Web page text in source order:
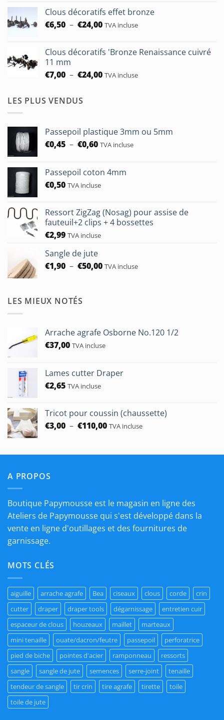
prix :
€5,30
Clous décoratifs effet bronze
€6,50 – €24,00Plage
€6,50
€24,00
TVA incluse
Clous décoratifs 'Bronze Renaissance cuivré
11 mm
€7,00 – €24,00Plage
€24,00
TVA incluse
LES PLUS VENDUS
Passepoil plastique 3mm ou 5mm
€0,45 – €0,60Plage
€0,45
à
TVA incluse
Passepoil coton 4mm
€0,50 TVA incluse
Ressort ZigZag (Nosag) pour assise de
fauteuil+2 clips + 4 bossettes
€2,99 TVA incluse
Sangle de jute
€1,90 – €50,00Plage
TVA incluse
LES MIEUX NOTÉS
Arrache agrafe Osborne No.120 1/2
€37,00 TVA incluse
Lames cutter Draper
€2,65 TVA incluse
Tricot pour coussin (chaussette)
€3,00 – €110,00Plage
€3,00
TVA incluse
A PROPOS
Boutique Papymousse est le magasin en ligne des
Ateliers de Papymousse qui s'est développé dans la
vente en ligne d'outillages et des fournitures de
garnissage.
MOTS CLÉS
aiguille arrache agrafe Bea ciseaux clous corde
crin
cutter
draper draper tools dégarnissage
entretien cuir
espaceur de clous
houzeaux maillet
marteaux
mini tenaille
ouate/dacron/feutre passepoil
perforatrice
pied de biche
pointes d'acier ramponneau
ressorts
sangle
sangle de jute semences serre-joint
tenaille
tendeur de sangle
tir crin tire agrafe tirette
toile
toile de jute